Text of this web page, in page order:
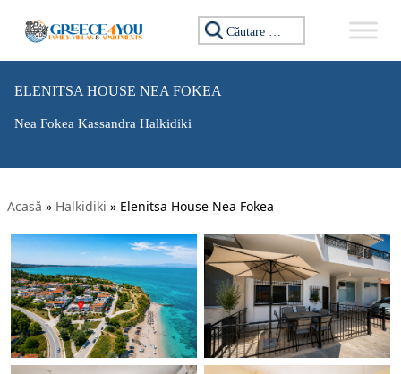
Caută:
ELENITSA HOUSE NEA FOKEA
Nea Fokea Kassandra Halkidiki
Acasă » Halkidiki » Elenitsa House Nea Fokea